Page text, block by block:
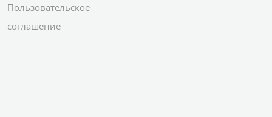
Пользовательское
соглашение